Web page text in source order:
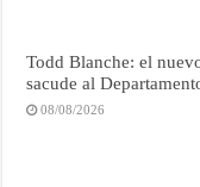
Todd Blanche: el
sacude al
08/08/2026